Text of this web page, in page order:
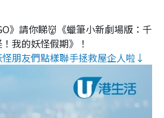
》請你睇👹《蠟筆小新劇場版：千
我的妖怪假期》！
朋友們點樣聯手拯救屋企人啦↓